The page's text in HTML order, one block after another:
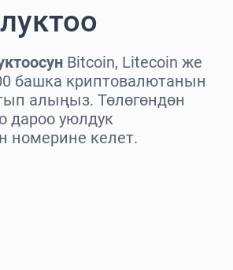
Bitcoin, Litecoin же
башка криптовалютанын
алыңыз. Төлөгөндөн
дароо уюлдук
номерине келет.